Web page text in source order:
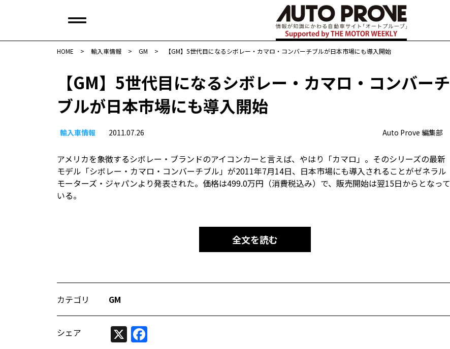
HOME > 輸入車情報 > GM > 【GM】5世代目になるシボレー・カマロ・コンバーチブルが日本市場にも導入開始
【GM】5世代目になるシボレー・カマロ・コンバーチ
ブルが日本市場にも導入開始
輸入車情報 2011.07.26 Auto Prove 編集部
アメリカを象徴するシボレー・ブランドのアイコンカーと言えば、やはり「カマロ」。そのシリーズの最新
モデル「シボレー・カマロ・コンバーチブル」が2011年7月14日、日本市場にも導入されることがゼネラル
モーターズ・ジャパンより発表された。価格は499.0万円（消費税込み）で、販売開始は翌15日からとなって
いる。
全文を読む
カテゴリ GM
シェア X